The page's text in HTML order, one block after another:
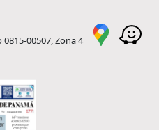
00507, Zona 4